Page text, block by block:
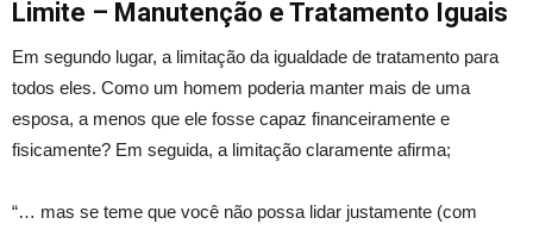
Limite – Manutenção e Tratamento Iguais
Em segundo lugar, a limitação da igualdade de tratamento para
todos eles. Como um homem poderia manter mais de uma
esposa, a menos que ele fosse capaz financeiramente e
fisicamente? Em seguida, a limitação claramente afirma;
“… mas se teme que você não possa lidar justamente (com